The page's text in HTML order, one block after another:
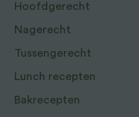
Hoofdgerecht
Nagerecht
Tussengerecht
Lunch recepten
Bakrecepten